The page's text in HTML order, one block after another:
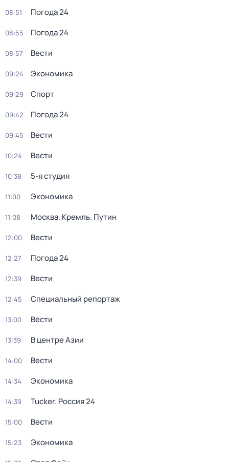
08:51 Погода 24
08:55 Погода 24
08:57 Вести
09:24 Экономика
09:29 Спорт
09:42 Погода 24
09:45 Вести
10:24 Вести
10:38 5-я студия
11:00 Экономика
11:08 Москва. Кремль. Путин
12:00 Вести
12:27 Погода 24
12:39 Вести
12:45 Специальный репортаж
13:00 Вести
13:39 В центре Азии
14:00 Вести
14:34 Экономика
14:39 Tucker. Россия 24
15:00 Вести
15:23 Экономика